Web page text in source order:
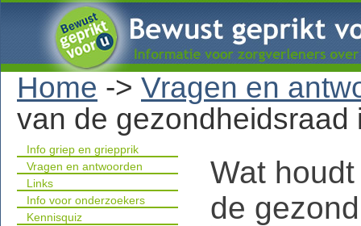
Home -> Vragen en
van de gezondheidsraad
Info griep en griepprik
Vragen en antwoorden
Links
Info voor onderzoekers
Kennisquiz
Wat
de